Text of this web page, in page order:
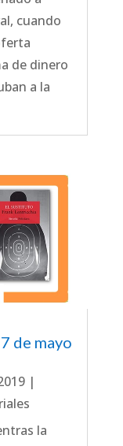
cuando
de dinero
a la
de mayo
|
la